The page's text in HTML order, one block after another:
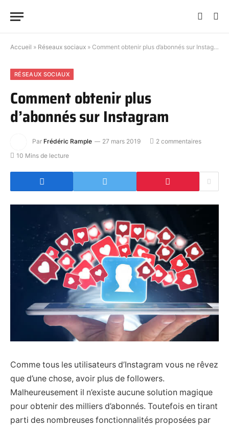
Accueil » Réseaux sociaux » Comment obtenir plus d’abonnés sur Instagram
RÉSEAUX SOCIAUX
Comment obtenir plus
d’abonnés sur Instagram
Par Frédéric Rample 27 mars 2019
2 commentaires
10 Mins de lecture
Comme tous les utilisateurs d’Instagram vous ne rêvez
que d’une chose, avoir plus de followers.
Malheureusement il n’existe aucune solution magique
pour obtenir des milliers d’abonnés. Toutefois en tirant
parti des nombreuses fonctionnalités proposées par